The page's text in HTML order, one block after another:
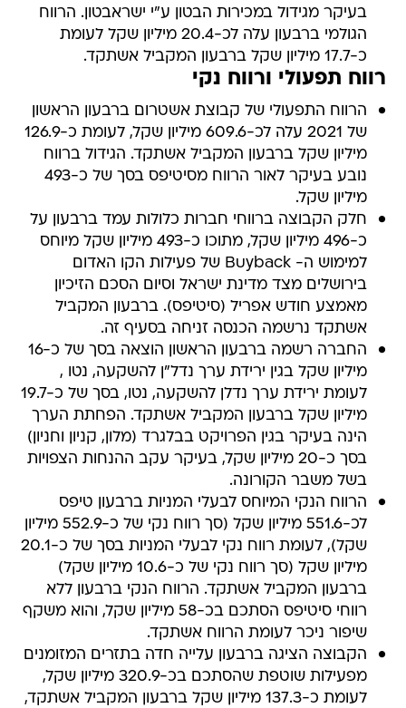
בעיקר מגידול במכירות הבטון ע"י ישראבטון. הרווח
הגולמי ברבעון עלה לכ-20.4 מיליון שקל לעומת
כ-17.7 מיליון שקל ברבעון המקביל אשתקד.
רווח תפעולי ורווח נקי
הרווח התפעולי של קבוצת אשטרום ברבעון הראשון
של 2021 עלה לכ-609.6 מיליון שקל, לעומת כ-126.9
מיליון שקל ברבעון המקביל אשתקד. הגידול ברווח
נובע בעיקר לאור הרווח מסיטיפס בסך של כ-493
מיליון שקל.
חלק הקבוצה ברווחי חברות כלולות עמד ברבעון על
כ-496 מיליון שקל, מתוכו כ-493 מיליון שקל מיוחס
למימוש ה- Buyback של פעילות הקו האדום
בירושלים מצד מדינת ישראל וסיום הסכם הזיכיון
מאמצע חודש אפריל (סיטיפס). ברבעון המקביל
אשתקד נרשמה הכנסה זניחה בסעיף זה.
החברה רשמה ברבעון הראשון הוצאה בסך של כ-16
מיליון שקל בגין ירידת ערך נדל"ן להשקעה, נטו ,
לעומת ירידת ערך נדלן להשקעה, נטו, בסך של כ-19.7
מיליון שקל ברבעון המקביל אשתקד. הפחתת הערך
הינה בעיקר בגין הפרויקט בבלגרד (מלון, קניון וחניון)
בסך כ-20 מיליון שקל, בעיקר עקב ההנחות הצפויות
בשל משבר הקורונה.
הרווח הנקי המיוחס לבעלי המניות ברבעון טיפס
לכ-551.6 מיליון שקל (סך רווח נקי של כ-552.9 מיליון
שקל), לעומת רווח נקי לבעלי המניות בסך של כ-20.1
מיליון שקל (סך רווח נקי של כ-10.6 מיליון שקל)
ברבעון המקביל אשתקד. הרווח הנקי ברבעון ללא
רווחי סיטיפס הסתכם בכ-58 מיליון שקל, והוא משקף
שיפור ניכר לעומת הרווח אשתקד.
הקבוצה הציגה ברבעון עלייה חדה בתזרים המזומנים
מפעילות שוטפת שהסתכם בכ-320.9 מיליון שקל,
לעומת כ-137.3 מיליון שקל ברבעון המקביל אשתקד,